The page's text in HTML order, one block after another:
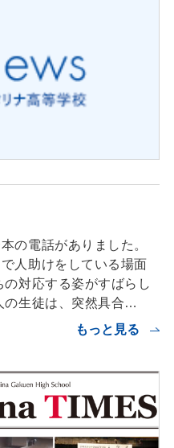
の電話がありました。
人助けをしている場面
対応する姿がすばらし
の生徒は、突然具合…
もっと見る